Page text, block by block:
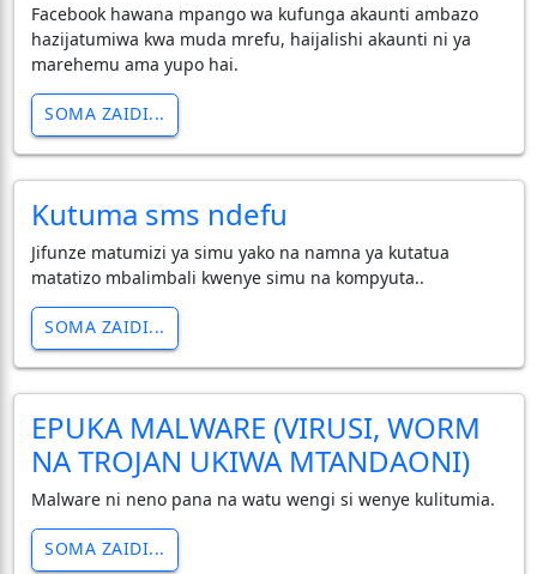
Facebook hawana mpango wa kufunga akaunti ambazo
hazijatumiwa kwa muda mrefu, haijalishi akaunti ni ya
marehemu ama yupo hai.
SOMA ZAIDI...
Kutuma sms ndefu
Jifunze matumizi ya simu yako na namna ya kutatua
matatizo mbalimbali kwenye simu na kompyuta..
SOMA ZAIDI...
EPUKA MALWARE (VIRUSI, WORM
NA TROJAN UKIWA MTANDAONI)
Malware ni neno pana na watu wengi si wenye kulitumia.
SOMA ZAIDI...